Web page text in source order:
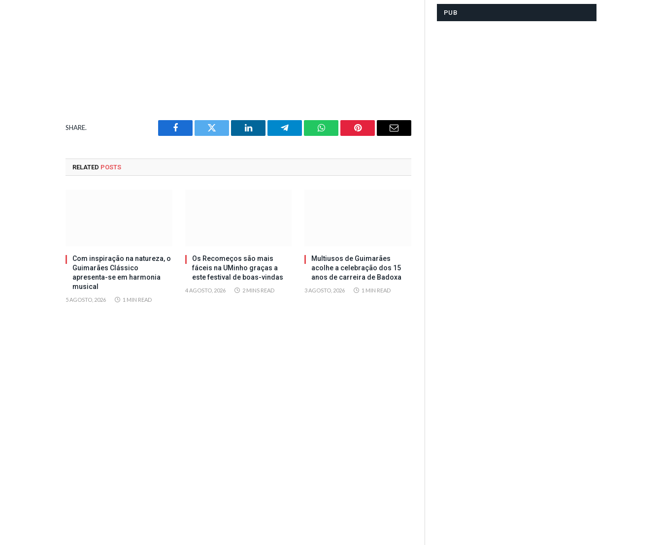
SHARE.
Facebook Twitter LinkedIn Telegram WhatsAppPinterest Email
RELATED POSTS
Com inspiração na natureza, o
Guimarães Clássico
apresenta-se em harmonia
musical
5 AGOSTO, 2026 1 MIN READ
Os Recomeços são mais
fáceis na UMinho graças a
este festival de boas-vindas
4 AGOSTO, 2026 2 MINS READ
Multiusos de Guimarães
acolhe a celebração dos 15
anos de carreira de Badoxa
3 AGOSTO, 2026 1 MIN READ
PUB